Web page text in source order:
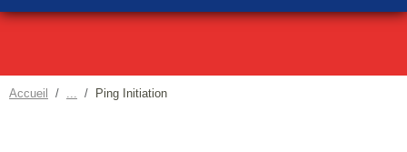
Accueil Ping Initiation